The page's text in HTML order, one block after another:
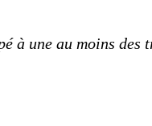
à une au moins des